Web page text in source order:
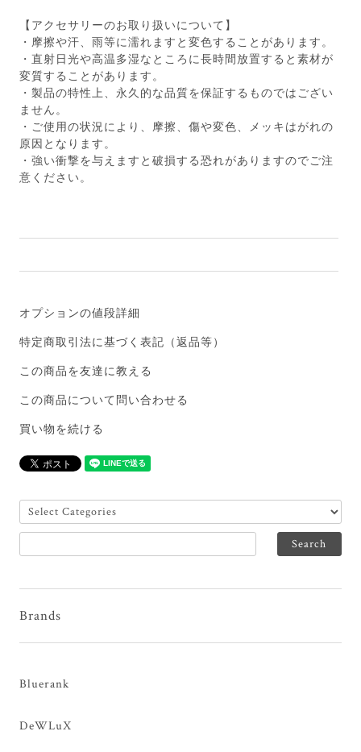
【アクセサリーのお取り扱いについて】
・摩擦や汗、雨等に濡れますと変色することがあります。
・直射日光や高温多湿なところに長時間放置すると素材が
変質することがあります。
・製品の特性上、永久的な品質を保証するものではござい
ません。
・ご使用の状況により、摩擦、傷や変色、メッキはがれの
原因となります。
・強い衝撃を与えますと破損する恐れがありますのでご注
意ください。
オプションの値段詳細
特定商取引法に基づく表記（返品等）
この商品を友達に教える
この商品について問い合わせる
買い物を続ける
Brands
Bluerank
DeWLuX